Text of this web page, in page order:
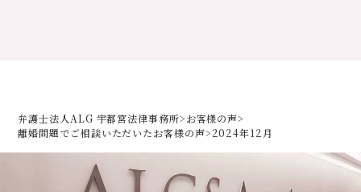
弁護士法人ALG 宇都宮法律事務所>お客様の声>
離婚問題でご相談いただいたお客様の声>2024年12月